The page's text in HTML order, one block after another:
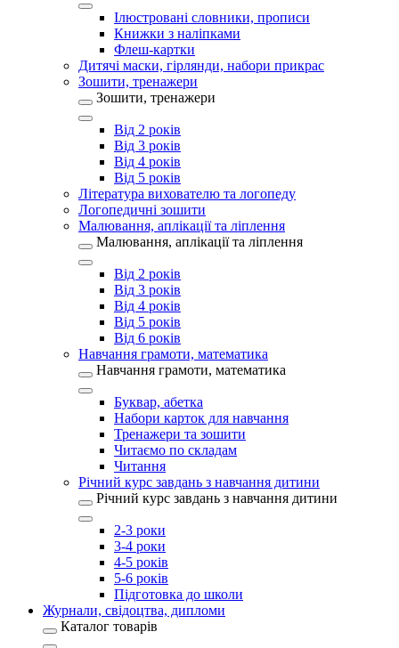
Ілюстровані словники, прописи
Книжки з наліпками
Флеш-картки
Дитячі маски, гірлянди, набори прикрас
Зошити, тренажери
Зошити, тренажери
Від 2 років
Від 3 років
Від 4 років
Від 5 років
Література вихователю та логопеду
Логопедичні зошити
Малювання, аплікації та ліплення
Малювання, аплікації та ліплення
Від 2 років
Від 3 років
Від 4 років
Від 5 років
Від 6 років
Навчання грамоти, математика
Навчання грамоти, математика
Буквар, абетка
Набори карток для навчання
Тренажери та зошити
Читаємо по складам
Читання
Річний курс завдань з навчання дитини
Річний курс завдань з навчання дитини
2-3 роки
3-4 роки
4-5 років
5-6 років
Підготовка до школи
Журнали, свідоцтва, дипломи
Каталог товарів